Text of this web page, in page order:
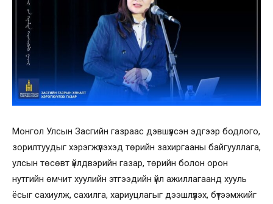
Монгол Улсын Засгийн газраас дэвшүүлсэн эдгээр бодлого,
зорилтуудыг хэрэгжүүлэхэд төрийн захиргааны байгууллага,
улсын төсөвт үйлдвэрийн газар, төрийн болон орон
нутгийн өмчит хуулийн этгээдийн үйл ажиллагаанд хууль
ёсыг сахиулж, сахилга, хариуцлагыг дээшлүүлэх, бүтээмжийг